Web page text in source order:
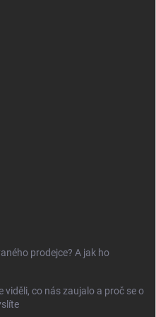
prodejce? A jak ho
viděli, co nás zaujalo a proč se o